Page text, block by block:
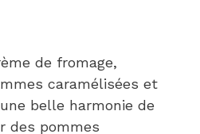
de fromage,
caramélisées et
belle harmonie de
des pommes